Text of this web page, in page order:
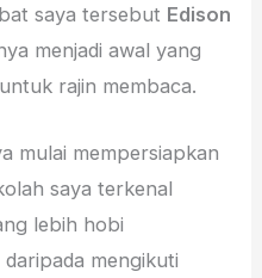
saya tersebut Edison
menjadi awal yang
rajin membaca.
mulai mempersiapkan
saya terkenal
lebih hobi
mengikuti